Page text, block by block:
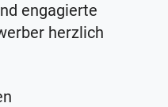
engagierte
herzlich